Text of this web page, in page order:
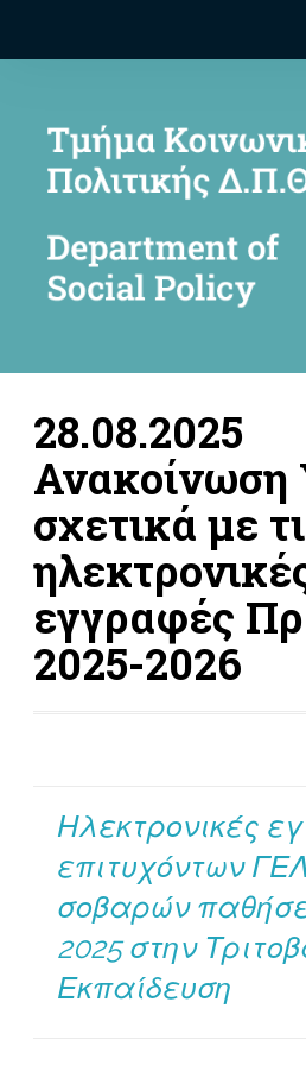
28.08.2025
σχετικά με
εγγραφές
2025-2026
Ηλεκτρονικές
επιτυχόντων
σοβαρών
2025 στην
Εκπαίδευση